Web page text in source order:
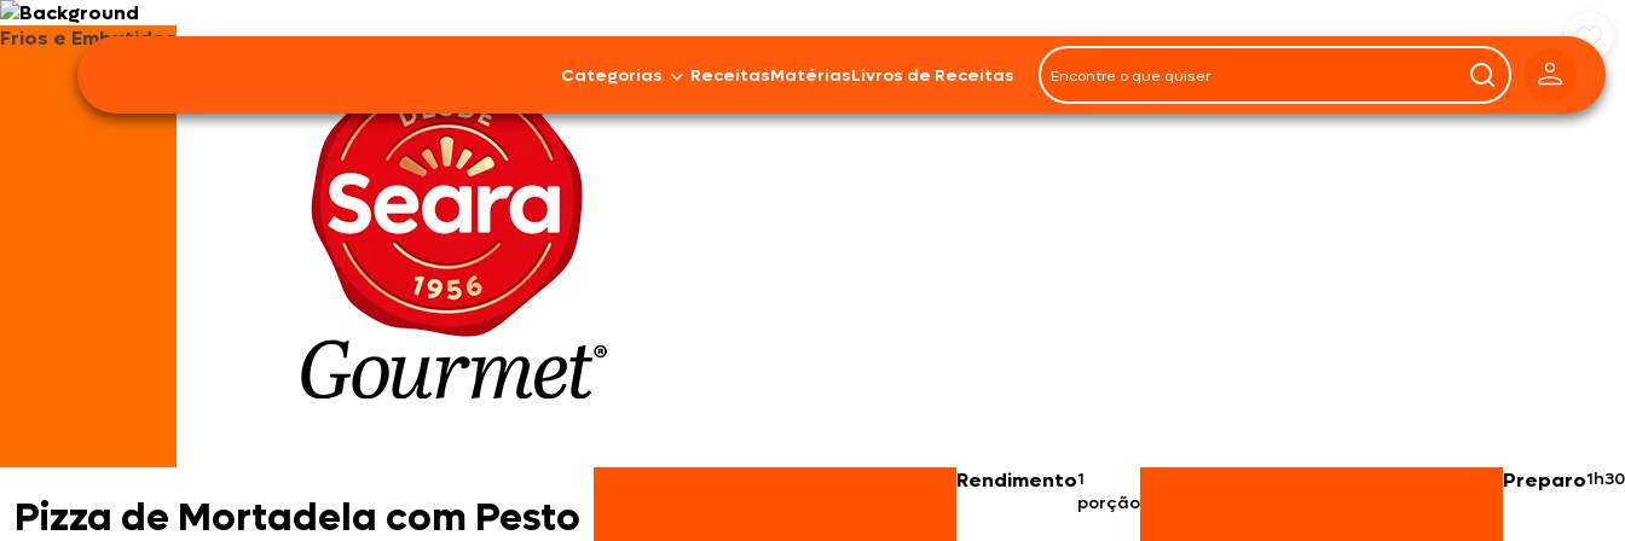
Categorias ReceitasMatériasLivros de Receitas
Frios e Embutidos
Pizza de Mortadela com Pesto
Rendimento1
porção
Preparo1h30